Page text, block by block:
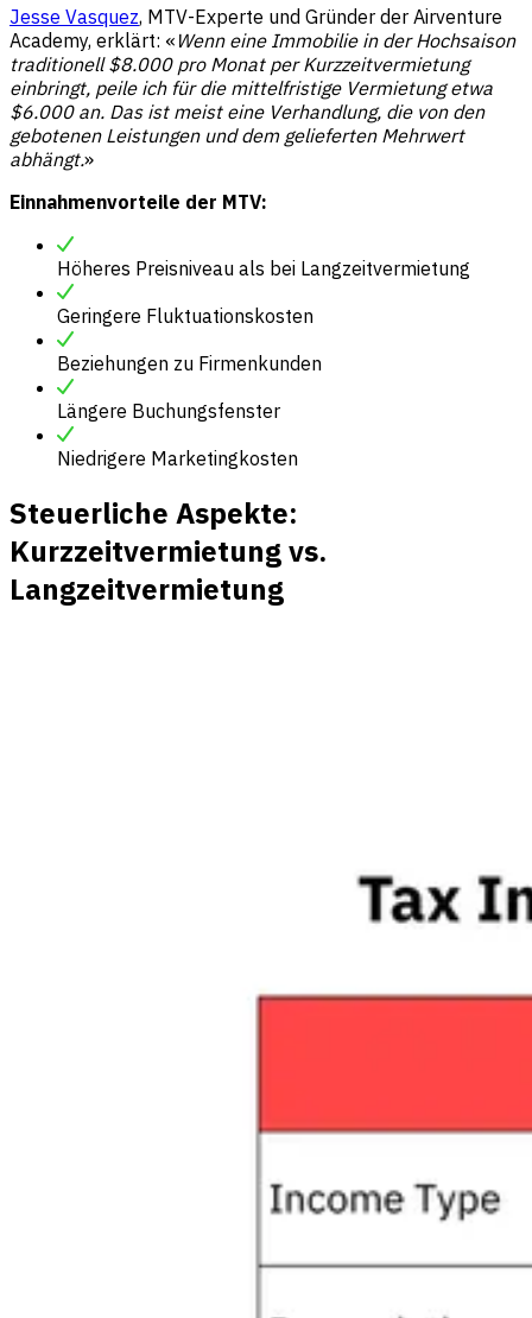
Jesse Vasquez, MTV-Experte und Gründer der Airventure
Academy, erklärt: « Wenn eine Immobilie in der Hochsaison
traditionell $8.000 pro Monat per Kurzzeitvermietung
einbringt, peile ich für die mittelfristige Vermietung etwa
$6.000 an. Das ist meist eine Verhandlung, die von den
gebotenen Leistungen und dem gelieferten Mehrwert
abhängt.»
Einnahmenvorteile der MTV:
Höheres Preisniveau als bei Langzeitvermietung
Geringere Fluktuationskosten
Beziehungen zu Firmenkunden
Längere Buchungsfenster
Niedrigere Marketingkosten
Steuerliche Aspekte:
Kurzzeitvermietung vs.
Langzeitvermietung